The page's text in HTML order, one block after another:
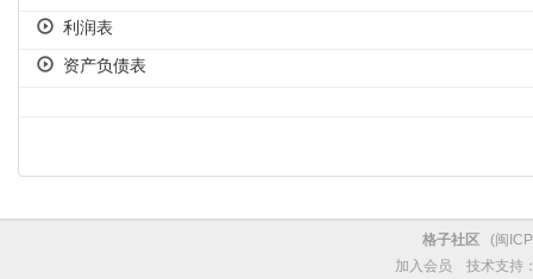
利润表
资产负债表
格子社区 (闽
加入会员
技术支持